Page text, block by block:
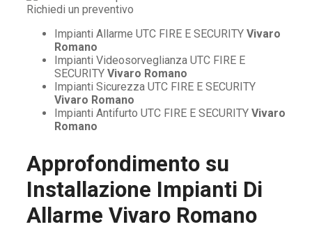
Impianti Allarme UTC FIRE E SECURITY Vivaro
Romano
Impianti Videosorveglianza UTC FIRE E
SECURITY Vivaro Romano
Impianti Sicurezza UTC FIRE E SECURITY
Vivaro Romano
Impianti Antifurto UTC FIRE E SECURITY Vivaro
Romano
Approfondimento su
Installazione Impianti Di
Allarme Vivaro Romano